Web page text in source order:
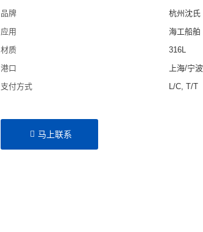
品牌
杭州沈氏
应用
海工船舶
材质
316L
港口
上海/宁波
支付方式
L/C, T/T
马上联系